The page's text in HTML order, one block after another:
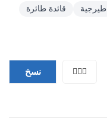
طيرجية
قائدة طائرة
👩🏻‍✈️ نسخ